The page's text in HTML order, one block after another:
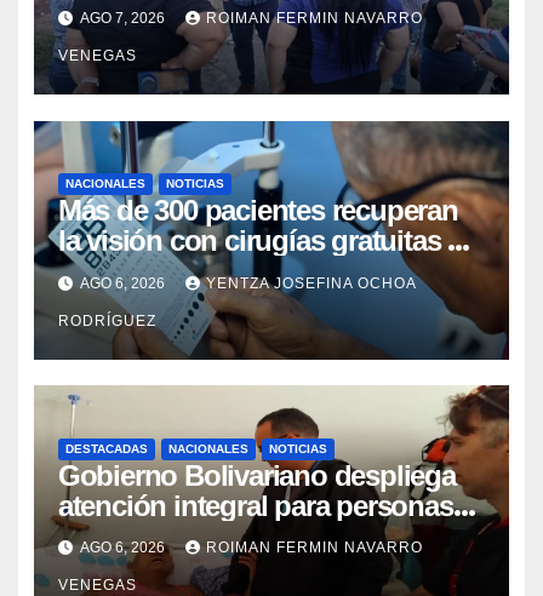
iniciaron la rehabilitación integral
del Centro Psicofamiliar El Niño y
el Mar
AGO 7, 2026 ROIMAN FERMIN NAVARRO
VENEGAS
NACIONALES NOTICIAS
Más de 300 pacientes recuperan
la visión con cirugías gratuitas de
cataratas en Zulia
AGO 6, 2026 YENTZA JOSEFINA OCHOA
RODRÍGUEZ
DESTACADAS NACIONALES NOTICIAS
Gobierno Bolivariano despliega
atención integral para personas
con discapacidad en
campamentos de La Guaira
AGO 6, 2026 ROIMAN FERMIN NAVARRO
VENEGAS